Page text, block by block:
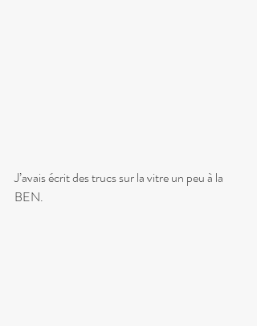
J’avais écrit des trucs sur la vitre un peu à la
BEN.